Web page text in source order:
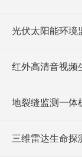
光伏太阳能环境
红外高清音视频
地裂缝监测一体
三维雷达生命探